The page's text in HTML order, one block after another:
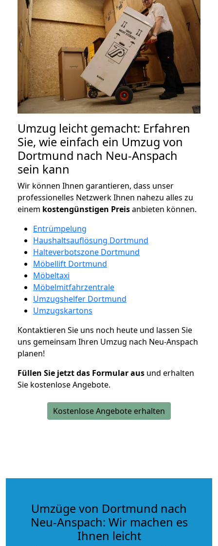
Umzug leicht gemacht: Erfahren
Sie, wie einfach ein Umzug von
Dortmund nach Neu-Anspach
sein kann
Wir können Ihnen garantieren, dass unser
professionelles Netzwerk Ihnen nahezu alles zu
einem kostengünstigen Preisanbieten können.
Entrümpelung
Haushaltsauflösung Dortmund
Halteverbotszone Dortmund
Möbellift Dortmund
Möbeltaxi
Möbelmitfahrzentrale
Umzugshelfer Dortmund
Umzugskartons
Kontaktieren Sie uns noch heute und lassen Sie
uns gemeinsam Ihren Umzug nach Neu-Anspach
planen!
Füllen Sie jetzt das Formular aus und erhalten
Sie kostenlose Angebote.
Kostenlose Angebote erhalten
Umzüge von Dortmund nach
Neu-Anspach: Wir machen es
Ihnen leicht